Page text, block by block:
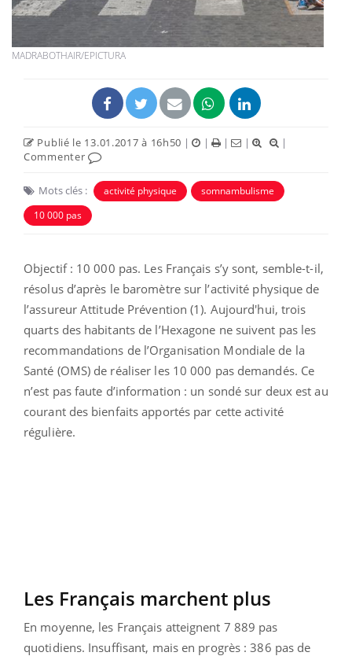
MADRABOTHAIR/EPICTURA
Publié le 13.01.2017 à 16h50 | | | |
|
Commenter
Mots clés : activité physique
somnambulisme
10 000 pas
Objectif : 10 000 pas. Les Français s’y sont, semble-t-il,
résolus d’après le baromètre sur l’activité physique de
l’assureur Attitude Prévention (1). Aujourd'hui, trois
quarts des habitants de l’Hexagone ne suivent pas les
recommandations de l’Organisation Mondiale de la
Santé (OMS) de réaliser les 10 000 pas demandés. Ce
n’est pas faute d’information : un sondé sur deux est au
courant des bienfaits apportés par cette activité
régulière.
Les Français marchent plus
En moyenne, les Français atteignent 7 889 pas
quotidiens. Insuffisant, mais en progrès : 386 pas de